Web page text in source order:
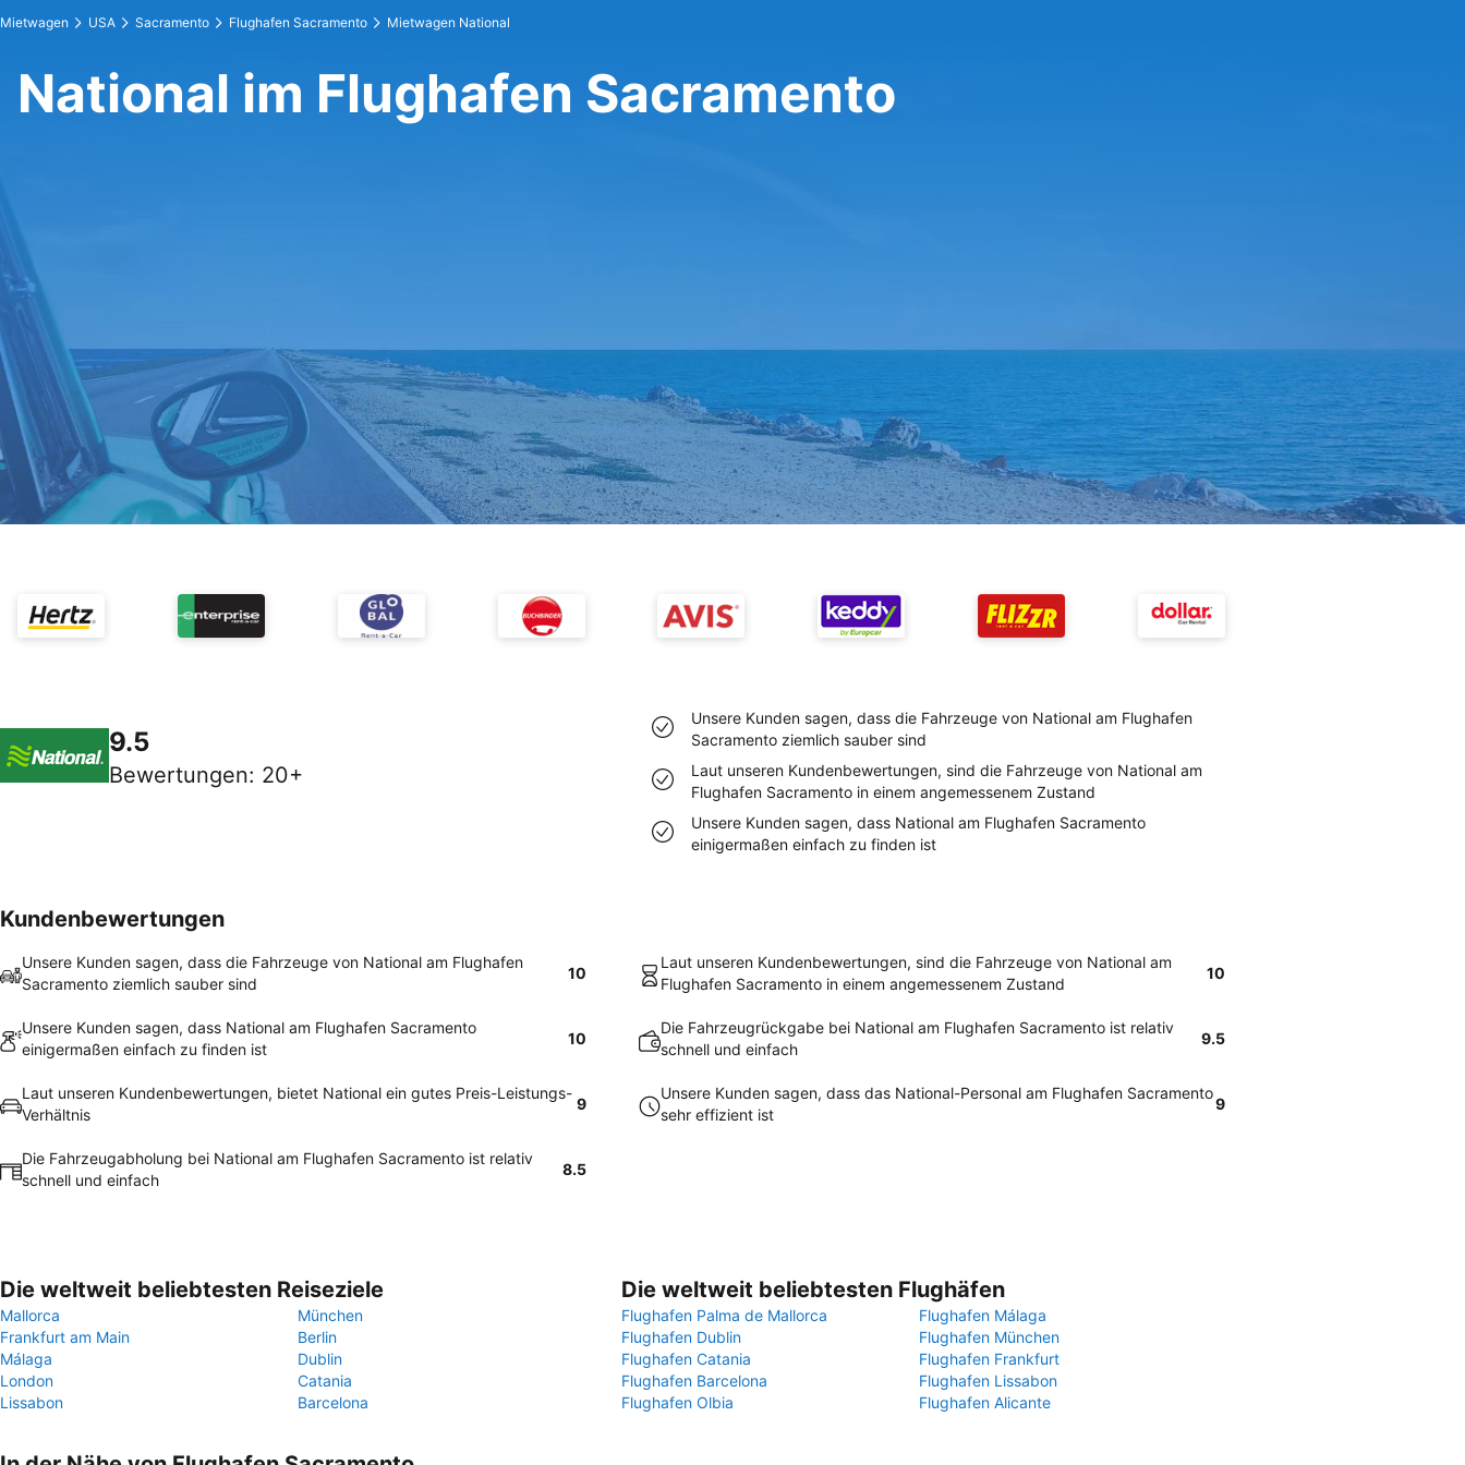
Mietwagen USA Sacramento Flughafen Sacramento Mietwagen National
National im Flughafen Sacramento
9.5
Bewertungen: 20+
Unsere Kunden sagen, dass die Fahrzeuge von National am Flughafen
Sacramento ziemlich sauber sind
Laut unseren Kundenbewertungen, sind die Fahrzeuge von National am
Flughafen Sacramento in einem angemessenem Zustand
Unsere Kunden sagen, dass National am Flughafen Sacramento
einigermaßen einfach zu finden ist
Kundenbewertungen
Unsere Kunden sagen, dass die Fahrzeuge von National am Flughafen
Sacramento ziemlich sauber sind
10
Laut unseren Kundenbewertungen, sind die Fahrzeuge von National am
Flughafen Sacramento in einem angemessenem Zustand
10
Unsere Kunden sagen, dass National am Flughafen Sacramento
einigermaßen einfach zu finden ist
10
Die Fahrzeugrückgabe bei National am Flughafen Sacramento ist relativ
schnell und einfach
9.5
Laut unseren Kundenbewertungen, bietet National ein gutes Preis-Leistungs-
Verhältnis
9
Unsere Kunden sagen, dass das National-Personal am Flughafen Sacramento
sehr effizient ist
9
Die Fahrzeugabholung bei National am Flughafen Sacramento ist relativ
schnell und einfach
8.5
Die weltweit beliebtesten Reiseziele
Mallorca
München
Frankfurt am Main
Berlin
Málaga
Dublin
London
Catania
Lissabon
Barcelona
Die weltweit beliebtesten Flughäfen
Flughafen Palma de Mallorca
Flughafen Málaga
Flughafen Dublin
Flughafen München
Flughafen Catania
Flughafen Frankfurt
Flughafen Barcelona
Flughafen Lissabon
Flughafen Olbia
Flughafen Alicante